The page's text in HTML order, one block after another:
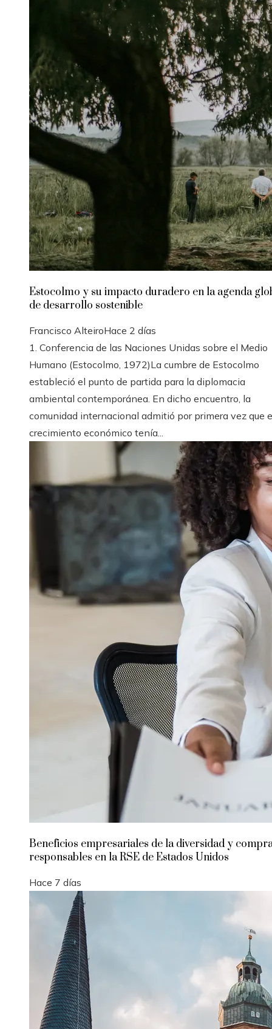
Estocolmo y su impacto duradero en la agenda
de desarrollo sostenible
Francisco AlteiroHace 2 días
1. Conferencia de las Naciones Unidas sobre el Medio
Humano (Estocolmo, 1972)La cumbre de Estocolmo
estableció el punto de partida para la diplomacia
ambiental contemporánea. En dicho encuentro, la
comunidad internacional admitió por primera vez que
crecimiento económico tenía...
Beneficios empresariales de la diversidad y
responsables en la RSE de Estados Unidos
Hace 7 días